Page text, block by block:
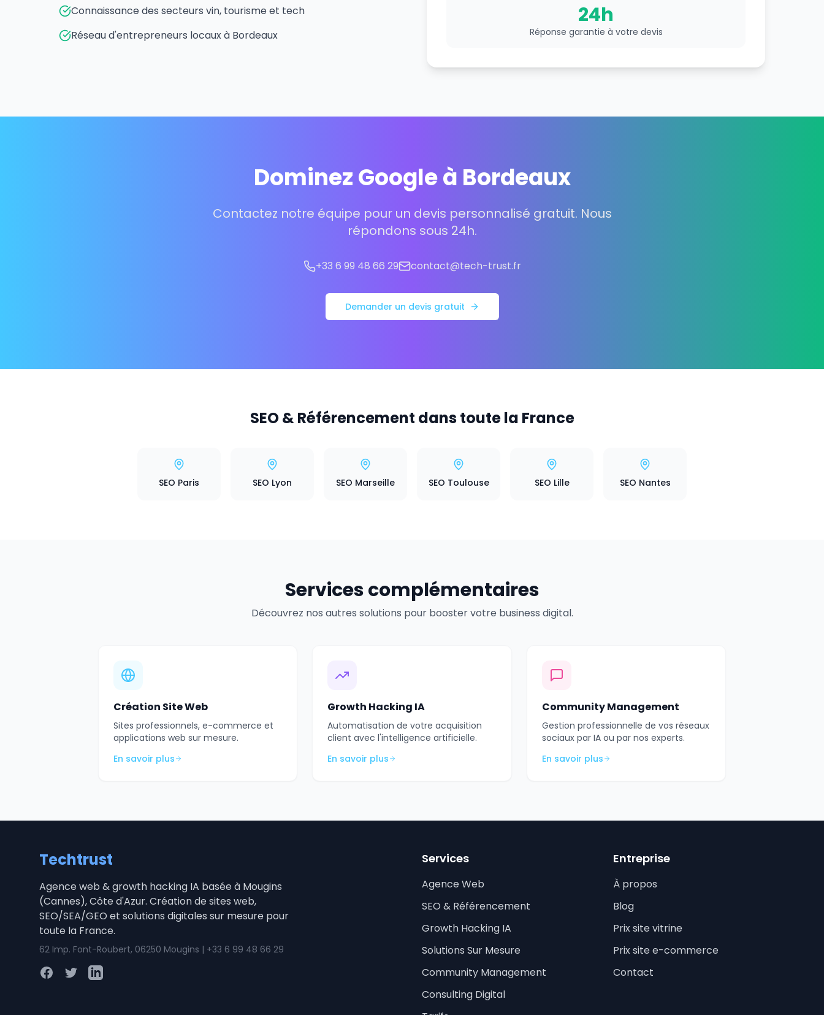
Connaissance des secteurs vin, tourisme et tech
Réseau d'entrepreneurs locaux à Bordeaux
24h
Réponse garantie à votre devis
Dominez Google à Bordeaux
Contactez notre équipe pour un devis personnalisé gratuit. Nous
répondons sous 24h.
+33 6 99 48 66 29 contact@tech-trust.fr
Demander un devis gratuit
SEO & Référencement dans toute la France
SEO Paris SEO Lyon SEO Marseille SEO Toulouse SEO Lille SEO Nantes
Services complémentaires
Découvrez nos autres solutions pour booster votre business digital.
Création Site Web
Sites professionnels, e-commerce et
applications web sur mesure.
En savoir plus
Growth Hacking IA
Automatisation de votre acquisition
client avec l'intelligence artificielle.
En savoir plus
Community Management
Gestion professionnelle de vos réseaux
sociaux par IA ou par nos experts.
En savoir plus
Techtrust
Agence web & growth hacking IA basée à Mougins
(Cannes), Côte d'Azur. Création de sites web,
SEO/SEA/GEO et solutions digitales sur mesure pour
toute la France.
62 Imp. Font-Roubert, 06250 Mougins | +33 6 99 48 66 29
FacebookTwitterLinkedIn
Services
Agence Web
SEO & Référencement
Growth Hacking IA
Solutions Sur Mesure
Community Management
Consulting Digital
Entreprise
À propos
Blog
Prix site vitrine
Prix site e-commerce
Contact